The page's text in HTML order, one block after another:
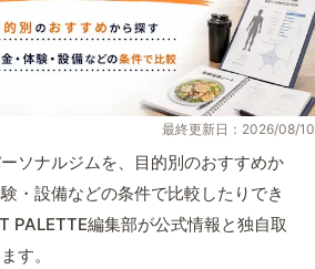
最終更新日：2026/08/10
ソナルジムを、目的別のおすすめか
・設備などの条件で比較したりでき
PALETTE編集部が公式情報と独自取
す。